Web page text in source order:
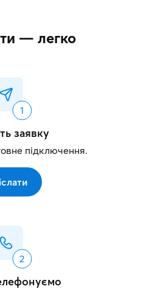
— легко
заявку
підключення.